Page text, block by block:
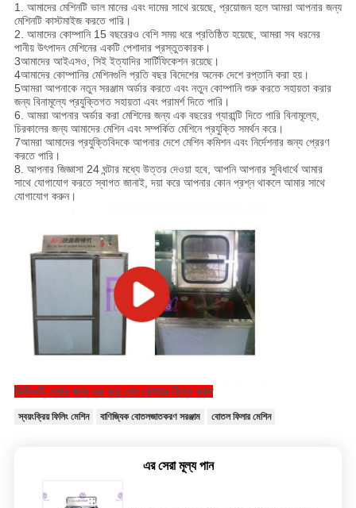
1. আমাদের মেশিনটি ভাল মানের এবং দামের সাথে রয়েছে, প্রয়োজন হলে আমরা আপনার জন্য
মেশিনটি কাস্টমাইজ করতে পারি।
2. আমাদের কোম্পানি 15 বছরেরও বেশি সময় ধরে প্রতিষ্ঠিত হয়েছে, আমরা সব ধরনের
পানীয় উৎপাদন মেশিনের একটি পেশাদার প্রস্তুতকারক।
3আমাদের আইএসও, সিই ইত্যাদির সার্টিফিকেশন রয়েছে।
4আমাদের কোম্পানির মেশিনগুলি প্রতি বছর বিদেশের অনেক দেশে রপ্তানি করা হয়।
5আমরা আপনাকে নতুন সরঞ্জাম অর্ডার করতে এবং নতুন কোম্পানি শুরু করতে সহায়তা করার
জন্য বিনামূল্যে প্রযুক্তিগত সহায়তা এবং পরামর্শ দিতে পারি।
6. আমরা আপনার অর্ডার করা মেশিনের জন্য এক বছরের গ্যারান্টি দিতে পারি বিনামূল্যে,
চিরকালের জন্য আমাদের মেশিন এবং সম্পর্কিত মেশিনে প্রযুক্তি সমর্থন করে।
7আমরা আমাদের প্রযুক্তিবিদকে আপনার দেশে মেশিন কমিশন এবং নির্দেশনার জন্য প্রেরণ
করতে পারি।
8. আপনার জিজ্ঞাসা 24 ঘন্টার মধ্যে উত্তর দেওয়া হবে, আপনি আপনার সুবিধার্থে আমার
সাথে যোগাযোগ করতে স্বাগত জানাই, দয়া করে আপনার কোন প্রশ্ন থাকলে আমার সাথে
যোগাযোগ করুন।
ভিডিওটি দেখার জন্য দয়া করে প্লে বোতামে ক্লিক করুন
স্বয়ংক্রিয় ফিলিং মেশিন বাণিজ্যিক বোতলজাতকরণ সরঞ্জাম বোতল ফিলার মেশিন
এর সেরা মূল্য পান